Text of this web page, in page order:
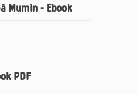
Mumin – Ebook
PDF